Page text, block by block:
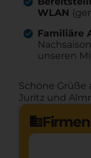
WLAN
Familiäre
unseren
Schöne Grüße
Juritz und
domain